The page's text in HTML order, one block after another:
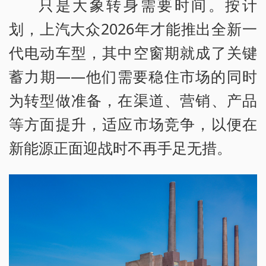
只是大象转身需要时间。按计
划，上汽大众2026年才能推出全新一
代电动车型，其中空窗期就成了关键
蓄力期——他们需要稳住市场的同时
为转型做准备，在渠道、营销、产品
等方面提升，适应市场竞争，以便在
新能源正面迎战时不再手足无措。